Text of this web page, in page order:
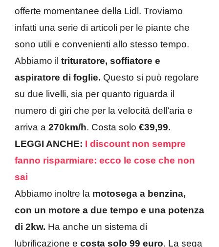
offerte momentanee della Lidl. Troviamo
infatti una serie di articoli per le piante che
sono utili e convenienti allo stesso tempo.
Abbiamo il trituratore, soffiatore e
aspiratore di foglie. Questo si può regolare
su due livelli, sia per quanto riguarda il
numero di giri che per la velocità dell’aria e
arriva a 270km/h. Costa solo €39,99.
LEGGI ANCHE: I discount non sempre
fanno risparmiare: ecco le cose che non
sai
Abbiamo inoltre la motosega a benzina,
con un motore a due tempo e una potenza
di 2kw. Ha anche un sistema di
lubrificazione e costa solo 99 euro. La sega